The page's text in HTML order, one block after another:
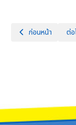
เนื้อหาก่อนหน้า: วัน
ก่อนหน้า เนื้
ต่อ